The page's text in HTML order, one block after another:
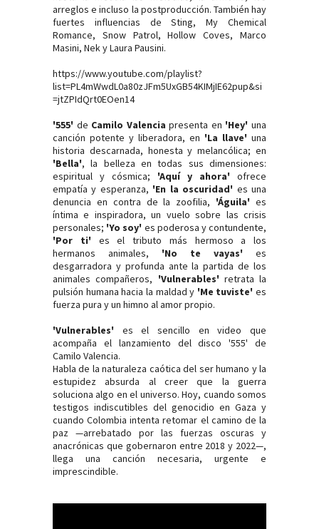
arreglos e incluso la postproducción. También hay
fuertes influencias de Sting, My Chemical
Romance, Snow Patrol, Hollow Coves, Marco
Masini, Nek y Laura Pausini.
https://www.youtube.com/playlist?
list=PL4mWwdL0a80zJFm5UxGB54KIMjIE62pup&si
=jtZPIdQrt0EOen14
'555' de Camilo Valencia presenta en 'Hey' una
canción potente y liberadora, en 'La llave' una
historia descarnada, honesta y melancólica; en
'Bella', la belleza en todas sus dimensiones:
espiritual y cósmica; 'Aquí y ahora' ofrece
empatía y esperanza, 'En la oscuridad' es una
denuncia en contra de la zoofilia, 'Águila' es
íntima e inspiradora, un vuelo sobre las crisis
personales; 'Yo soy' es poderosa y contundente,
'Por ti' es el tributo más hermoso a los
hermanos animales, 'No te vayas' es
desgarradora y profunda ante la partida de los
animales compañeros, 'Vulnerables' retrata la
pulsión humana hacia la maldad y 'Me tuviste' es
fuerza pura y un himno al amor propio.
'Vulnerables' es el sencillo en video que
acompaña el lanzamiento del disco '555' de
Camilo Valencia.
Habla de la naturaleza caótica del ser humano y la
estupidez absurda al creer que la guerra
soluciona algo en el universo. Hoy, cuando somos
testigos indiscutibles del genocidio en Gaza y
cuando Colombia intenta retomar el camino de la
paz —arrebatado por las fuerzas oscuras y
anacrónicas que gobernaron entre 2018 y 2022—,
llega una canción necesaria, urgente e
imprescindible.